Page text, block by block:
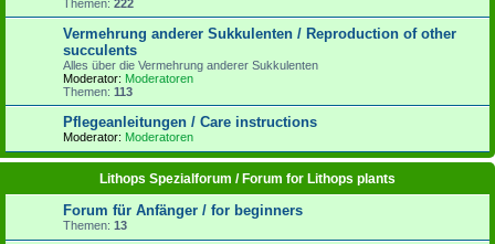
Themen: 222
Vermehrung anderer Sukkulenten / Reproduction of other
succulents
Alles über die Vermehrung anderer Sukkulenten
Moderator: Moderatoren
Themen: 113
Pflegeanleitungen / Care instructions
Moderator: Moderatoren
Lithops Spezialforum / Forum for Lithops plants
Forum für Anfänger / for beginners
Themen: 13